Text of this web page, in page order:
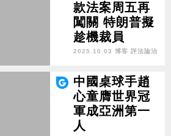
款法案周五再
闖關 特朗普擬
趁機裁員
2025.10.03 博客 評法論治
中國桌球手趙
心童膺世界冠
軍成亞洲第一
人